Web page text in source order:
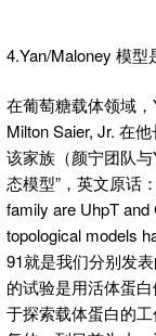
4.Yan/Maloney 模
在葡萄糖载体领域
Milton Saier, Jr. 在
该家族（颜宁团队
态模型”，英文原话
family are UhpT and
topological models
91就是我们分别发
的试验是用活体蛋
于探索载体蛋白的